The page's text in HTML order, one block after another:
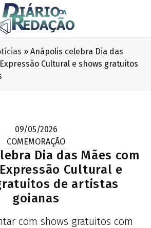
» Anápolis celebra Dia das
Cultural e shows gratuitos
09/05/2026
COMEMORAÇÃO
Dia das Mães com
Cultural e
de artistas
goianas
com shows gratuitos com